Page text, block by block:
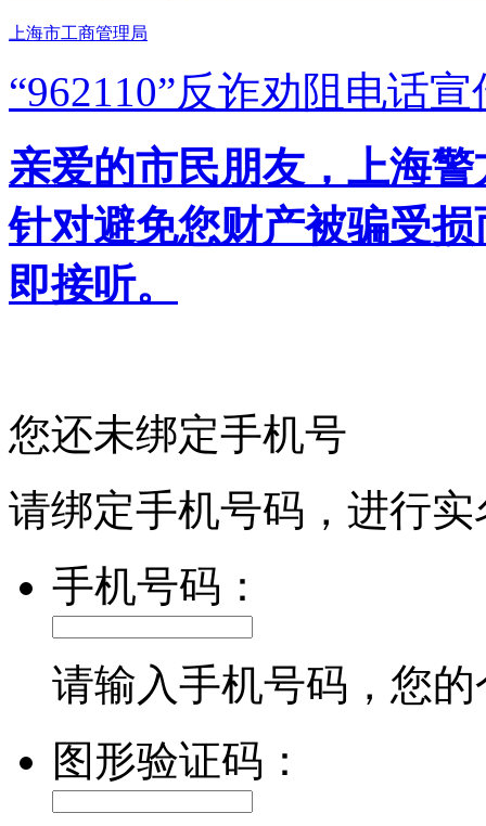
上海市工商管理局
“962110”反诈劝阻电话宣
亲爱的市民朋友，上海
针对避免您财产被骗受
即接听。
您还未绑定手机号
请绑定手机号码，进行
手机号码：
请输入手机号码，您
图形验证码：